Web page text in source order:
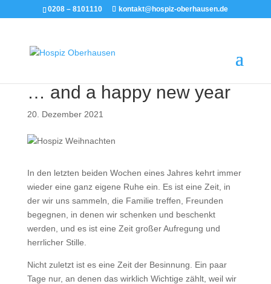
0208 – 8101110 kontakt@hospiz-oberhausen.de
… and a happy new year
20. Dezember 2021
In den letzten beiden Wochen eines Jahres kehrt immer
wieder eine ganz eigene Ruhe ein. Es ist eine Zeit, in
der wir uns sammeln, die Familie treffen, Freunden
begegnen, in denen wir schenken und beschenkt
werden, und es ist eine Zeit großer Aufregung und
herrlicher Stille.
Nicht zuletzt ist es eine Zeit der Besinnung. Ein paar
Tage nur, an denen das wirklich Wichtige zählt, weil wir